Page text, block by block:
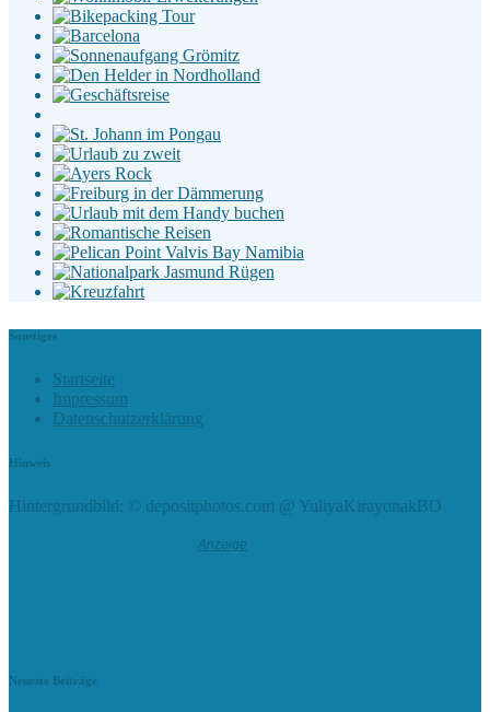
Sonstiges
Startseite
Impressum
Datenschutzerklärung
Hinweis
Hintergrundbild: © depositphotos.com @ YuliyaKirayonakBO
Neueste Beiträge